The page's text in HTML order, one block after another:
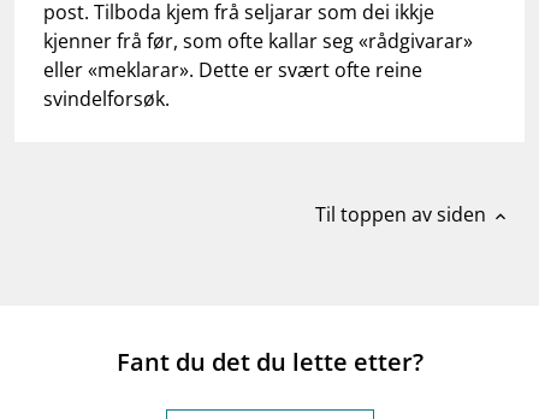
post. Tilboda kjem frå seljarar som dei ikkje
kjenner frå før, som ofte kallar seg «rådgivarar»
eller «meklarar». Dette er svært ofte reine
svindelforsøk.
Til toppen av siden expand_less
Fant du det du lette etter?